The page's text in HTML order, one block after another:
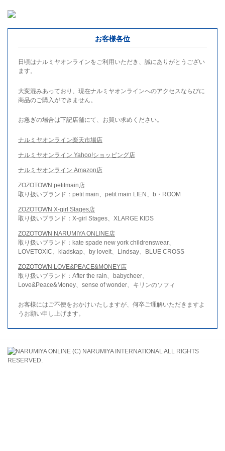
お客様各位
日頃はナルミヤオンラインをご利用いただき、誠にありがとうござい
ます。
大変混みあっており、現在ナルミヤオンラインへのアクセスならびに
商品のご購入ができません。
お急ぎの場合は下記店舗にて、お買い求めください。
ナルミヤオンライン楽天市場店
ナルミヤオンライン Yahoo!ショッピング店
ナルミヤオンライン Amazon店
ZOZOTOWN petitmain店
取り扱いブランド：petit main、petit main LIEN、b・ROOM
ZOZOTOWN X-girl Stages店
取り扱いブランド：X-girl Stages、XLARGE KIDS
ZOZOTOWN NARUMIYA ONLINE店
取り扱いブランド：kate spade new york childrenswear、
LOVETOXIC、kladskap、by loveit、Lindsay、BLUE CROSS
ZOZOTOWN LOVE&PEACE&MONEY店
取り扱いブランド：After the rain、babycheer、
Love&Peace&Money、sense of wonder、キリンのソフィ
お客様にはご不便をおかけいたしますが、何卒ご理解いただきますよ
うお願い申し上げます。